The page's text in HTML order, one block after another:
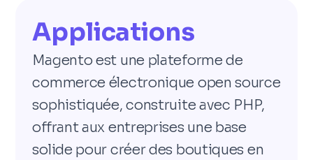
Applications
Magento est une plateforme de
commerce électronique open source
sophistiquée, construite avec PHP,
offrant aux entreprises une base
solide pour créer des boutiques en